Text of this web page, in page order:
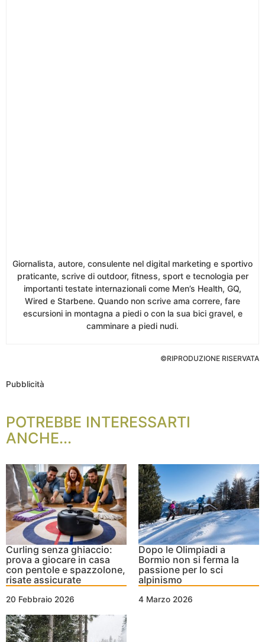
Giornalista, autore, consulente nel digital marketing e sportivo
praticante, scrive di outdoor, fitness, sport e tecnologia per
importanti testate internazionali come Men’s Health, GQ,
Wired e Starbene. Quando non scrive ama correre, fare
escursioni in montagna a piedi o con la sua bici gravel, e
camminare a piedi nudi.
©RIPRODUZIONE RISERVATA
Pubblicità
POTREBBE INTERESSARTI
ANCHE...
Curling senza ghiaccio:
prova a giocare in casa
con pentole e spazzolone,
risate assicurate
20 Febbraio 2026
Dopo le Olimpiadi a
Bormio non si ferma la
passione per lo sci
alpinismo
4 Marzo 2026